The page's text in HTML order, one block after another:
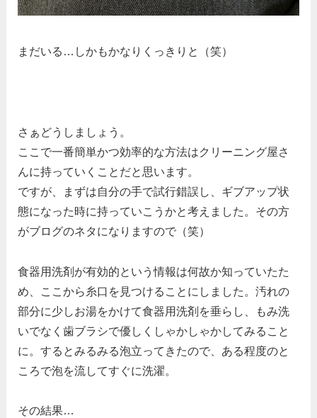
まだいる…しかもかなりくっきりと（笑）
さぁどうしましょう。
ここで一番簡単かつ効率的な方法はクリーニング屋さ
んに持っていくことだと思います。
ですが、まずは自分の手で試行錯誤し、ギブアップ状
態になった時に持っていこうかと考えました。その方
がブログのネタになりますので（笑）
食器用洗剤が有効的という情報は何故か知っていたた
め、ここから糸口を見つけることにしました。汚れの
部分に少しお湯をかけて食器用洗剤を垂らし、もみ洗
いでなく歯ブラシで優しくしゃかしゃかしてみること
に。するとみるみる泡立ってきたので、ある程度のと
ころで泡を流してすぐに洗濯。
その結果…